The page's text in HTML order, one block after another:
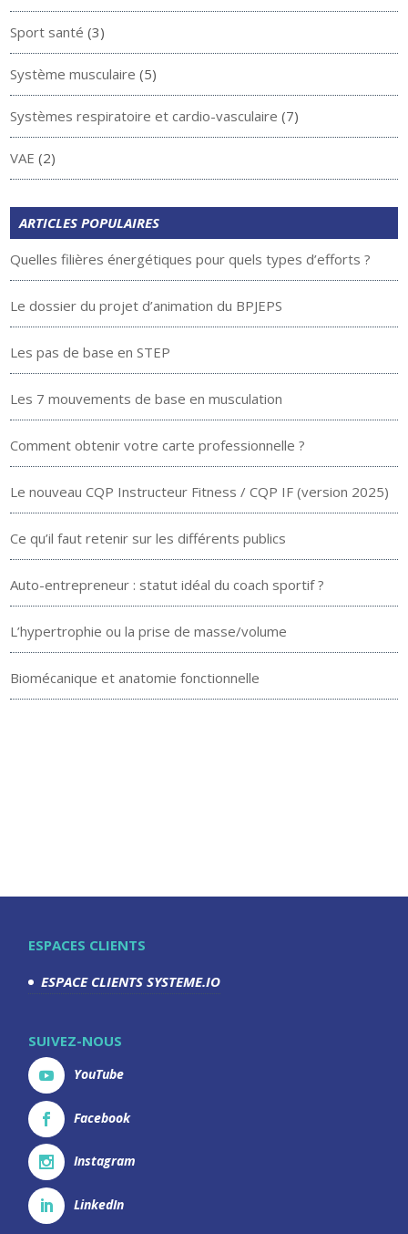
Sport santé (3)
Système musculaire (5)
Systèmes respiratoire et cardio-vasculaire (7)
VAE (2)
ARTICLES POPULAIRES
Quelles filières énergétiques pour quels types d’efforts ?
Le dossier du projet d’animation du BPJEPS
Les pas de base en STEP
Les 7 mouvements de base en musculation
Comment obtenir votre carte professionnelle ?
Le nouveau CQP Instructeur Fitness / CQP IF (version 2025)
Ce qu’il faut retenir sur les différents publics
Auto-entrepreneur : statut idéal du coach sportif ?
L’hypertrophie ou la prise de masse/volume
Biomécanique et anatomie fonctionnelle
ESPACES CLIENTS
ESPACE CLIENTS SYSTEME.IO
SUIVEZ-NOUS
YouTube
Facebook
Instagram
LinkedIn